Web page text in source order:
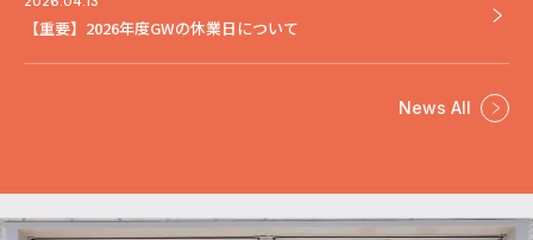
【重要】2026年度GWの休業日について
News All